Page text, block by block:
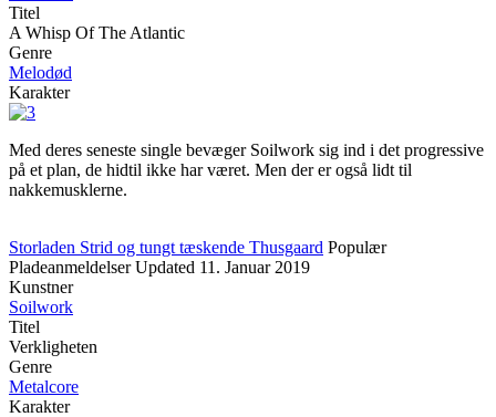
Titel
A Whisp Of The Atlantic
Genre
Melodød
Karakter
Med deres seneste single bevæger Soilwork sig ind i det progressive
på et plan, de hidtil ikke har været. Men der er også lidt til
nakkemusklerne.
Storladen Strid og tungt tæskende Thusgaard Populær
Pladeanmeldelser Updated 11. Januar 2019
Kunstner
Soilwork
Titel
Verkligheten
Genre
Metalcore
Karakter